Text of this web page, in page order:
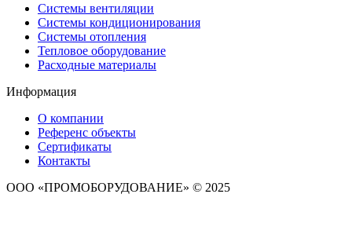
Системы вентиляции
Системы кондиционирования
Системы отопления
Тепловое оборудование
Расходные материалы
Информация
О компании
Референс объекты
Сертификаты
Контакты
ООО «ПРОМОБОРУДОВАНИЕ» © 2025